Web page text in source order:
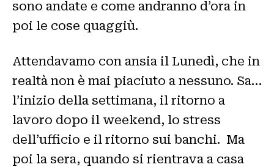
sono andate e come andranno d’ora in
poi le cose quaggiù.
Attendavamo con ansia il Lunedì, che in
realtà non è mai piaciuto a nessuno. Sa…
l’inizio della settimana, il ritorno a
lavoro dopo il weekend, lo stress
dell’ufficio e il ritorno sui banchi. Ma
poi la sera, quando si rientrava a casa